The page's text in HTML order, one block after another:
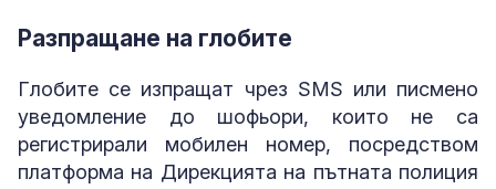
Разпращане на глобите
Глобите се изпращат чрез SMS или писмено
уведомление до шофьори, които не са
регистрирали мобилен номер, посредством
платформа на Дирекцията на пътната полиция